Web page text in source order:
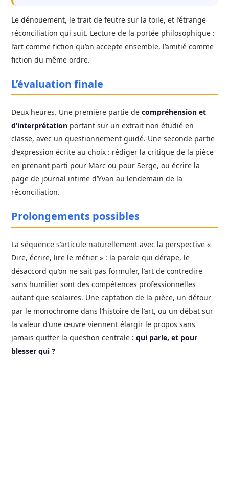
Le dénouement, le trait de feutre sur la toile, et l’étrange
réconciliation qui suit. Lecture de la portée philosophique :
l’art comme fiction qu’on accepte ensemble, l’amitié comme
fiction du même ordre.
L’évaluation finale
Deux heures. Une première partie decompréhension et
d’interprétation portant sur un extrait non étudié en
classe, avec un questionnement guidé. Une seconde partie
d’expression écrite au choix : rédiger la critique de la pièce
en prenant parti pour Marc ou pour Serge, ou écrire la
page de journal intime d’Yvan au lendemain de la
réconciliation.
Prolongements possibles
La séquence s’articule naturellement avec la perspective «
Dire, écrire, lire le métier » : la parole qui dérape, le
désaccord qu’on ne sait pas formuler, l’art de contredire
sans humilier sont des compétences professionnelles
autant que scolaires. Une captation de la pièce, un détour
par le monochrome dans l’histoire de l’art, ou un débat sur
la valeur d’une œuvre viennent élargir le propos sans
jamais quitter la question centrale :qui parle, et pour
blesser qui ?